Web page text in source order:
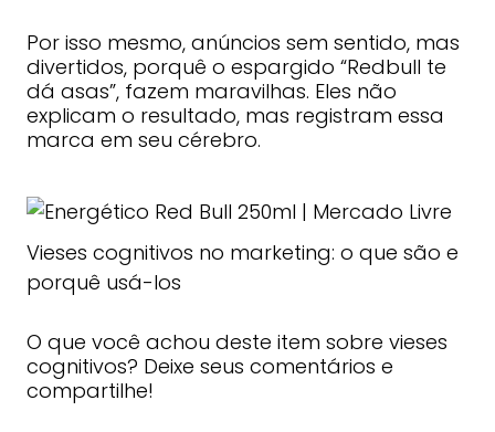
Por isso mesmo, anúncios sem sentido, mas
divertidos, porquê o espargido “Redbull te
dá asas”, fazem maravilhas. Eles não
explicam o resultado, mas registram essa
marca em seu cérebro.
Vieses cognitivos no marketing: o que são e
porquê usá-los
O que você achou deste item sobre vieses
cognitivos? Deixe seus comentários e
compartilhe!